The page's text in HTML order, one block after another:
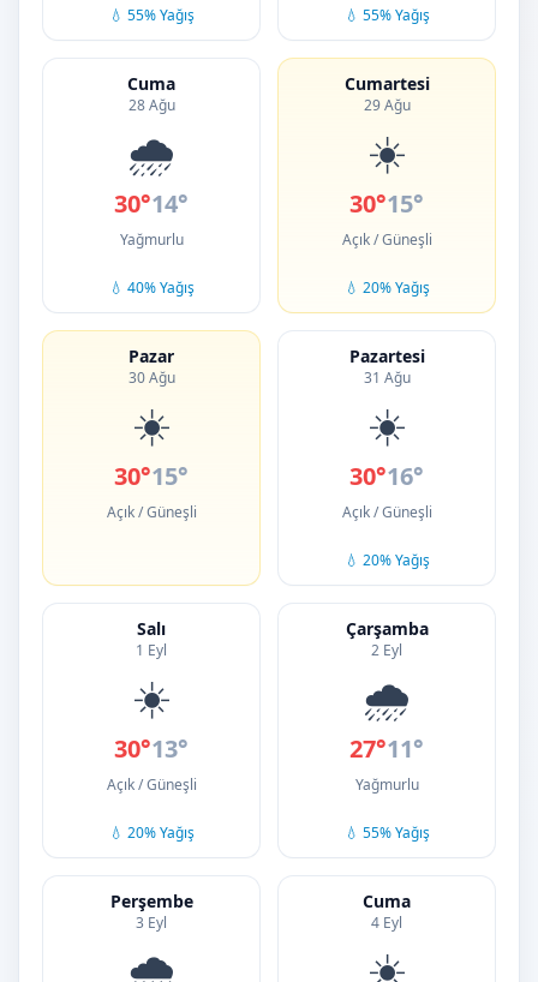
💧 55% Yağış 💧 55% Yağış
Cuma
28 Ağu
🌧️
30°14°
Yağmurlu
💧 40% Yağış
Cumartesi
29 Ağu
☀️
30°15°
Açık / Güneşli
💧 20% Yağış
Pazar
30 Ağu
☀️
30°15°
Açık / Güneşli
Pazartesi
31 Ağu
☀️
30°16°
Açık / Güneşli
💧 20% Yağış
Salı
1 Eyl
☀️
30°13°
Açık / Güneşli
💧 20% Yağış
Çarşamba
2 Eyl
🌧️
27°11°
Yağmurlu
💧 55% Yağış
Perşembe
3 Eyl
🌧️
Cuma
4 Eyl
☀️